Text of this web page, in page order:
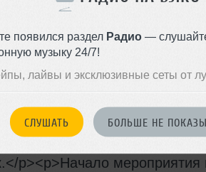
появился раздел Радио—
музыку 24/7!
лайвы и эксклюзивные сеты от
СЛУШАТЬ БОЛЬШЕ НЕ
инсталляции любого
оборудован по последнему
света и музыки можно
помещении установлены
и кинопроектор.
заведения позволяет
атмосферу, чем очень
Louvre. Площадка
p><p>Начало мероприятия